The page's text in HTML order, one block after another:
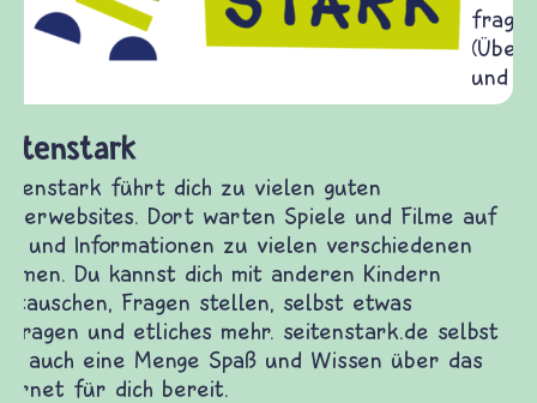
Frieden Fragen
frieden-fragen.de ist ein Internet-Angebot für
Kinder, Eltern und ErzieherInnen das zu
Fragen von Krieg und Frieden, Streit und
Gewalt informiert und einen Austausch zu
diesem Themenbereich ermöglicht. frieden-
fragen.de bietet Antworten auf wichtige